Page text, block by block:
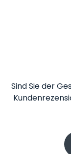
Sind Sie der